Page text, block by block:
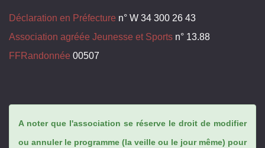
Déclaration en Préfecture n° W 34 300 26 43
Association agréée Jeunesse et Sports n° 13.88
FFRandonnée 00507
A noter que l'association se réserve le droit de modifier
ou annuler le programme (la veille ou le jour même) pour